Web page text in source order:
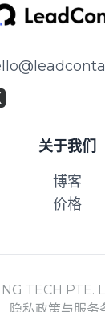
关于我们
博客
价格
TECH PTE.
隐私政策与服务